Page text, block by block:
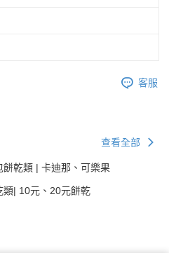
款，方視為交易完成。
之訂單仍視為有效，需透過AFTEE先享
等相關疑問，請聯繫「AFTEE先享後付
人資料，並將交易相關給付款項請求債
以下網址：
理人或監護人之同意方可使用
依據個別帳號之用戶狀況，依本公司即
上)免運費
客服
查看全部
餅乾類 | 卡迪那、可樂果
類| 10元、20元餅乾